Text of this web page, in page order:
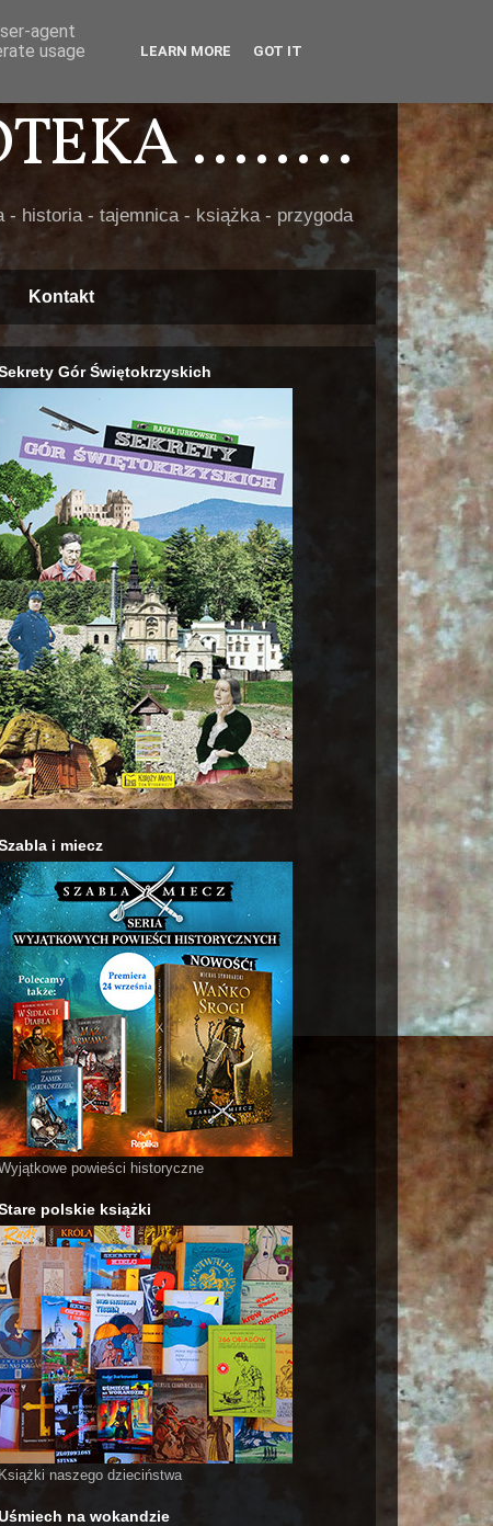
........
historia - tajemnica - książka - przygoda
Kontakt
Gór Świętokrzyskich
i miecz
powieści historyczne
polskie książki
Książki naszego dzieciństwa
na wokandzie
agent
usage
LEARN MORE GOT IT